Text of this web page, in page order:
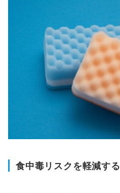
食中毒リスクを軽減する